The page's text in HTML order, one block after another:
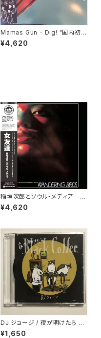
Mamas Gun - Dig! "国内初回
限定LP"
¥4,620
稲垣次郎とソウル・メディア - W
andering Birds 女友達 "LP"
¥4,620
DJ ジョージ / 夜が明けたら Bl
ack Coffee
¥1,650